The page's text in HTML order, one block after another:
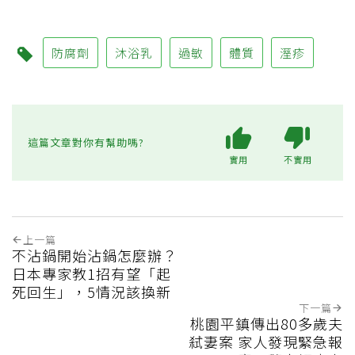
防腐劑 沐浴乳 過敏 體質 溼疹
這篇文章對你有幫助嗎?
實用 不實用
上一篇
不沾鍋開始沾鍋怎麼辦？
日本專家教1招有望「起
死回生」，5情況該換新
下一篇
桃園平鎮傳出80多歲夫
弒妻案 家人發現緊急報